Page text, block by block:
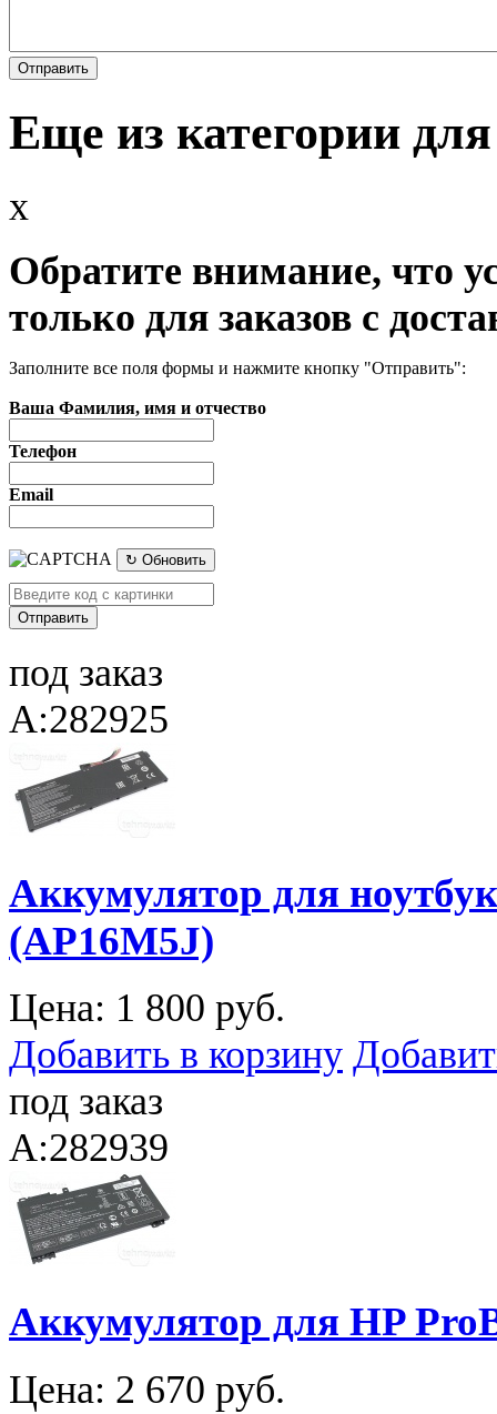
Еще из категории
x
Обратите внимание, что
только для заказов с
Заполните все поля формы и нажмите кнопку "Отправить":
Ваша Фамилия, имя и отчество
Телефон
Email
↻ Обновить
под заказ
A:282925
Аккумулятор для
(AP16M5J)
Цена: 1 800 руб.
Добавить в корзину
под заказ
A:282939
Аккумулятор для HP
Цена: 2 670 руб.